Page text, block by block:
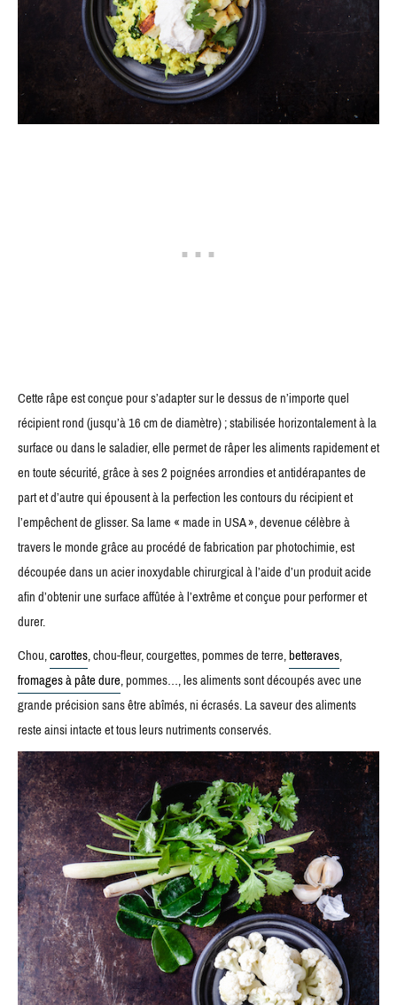
Cette râpe est conçue pour s’adapter sur le dessus de n’importe quel
récipient rond (jusqu’à 16 cm de diamètre) ; stabilisée horizontalement à la
surface ou dans le saladier, elle permet de râper les aliments rapidement et
en toute sécurité, grâce à ses 2 poignées arrondies et antidérapantes de
part et d’autre qui épousent à la perfection les contours du récipient et
l’empêchent de glisser. Sa lame « made in USA », devenue célèbre à
travers le monde grâce au procédé de fabrication par photochimie, est
découpée dans un acier inoxydable chirurgical à l’aide d’un produit acide
afin d’obtenir une surface affûtée à l’extrême et conçue pour performer et
durer.
Chou,carottes, chou-fleur, courgettes, pommes de terre,betteraves,
fromages à pâte dure, pommes…, les aliments sont découpés avec une
grande précision sans être abîmés, ni écrasés. La saveur des aliments
reste ainsi intacte et tous leurs nutriments conservés.